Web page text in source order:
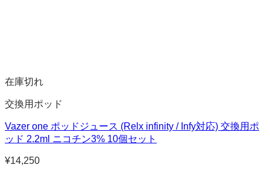
在庫切れ
交換用ポッド
Vazer one ポッドジュース (Relx infinity / Infy対応) 交換用ポ
ッド 2.2ml ニコチン3% 10個セット
¥14,250